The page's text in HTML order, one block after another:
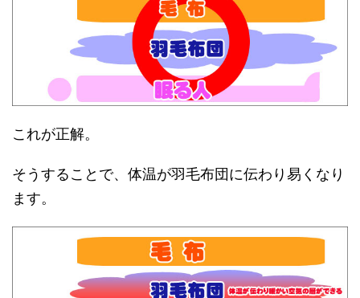
これが正解。
そうすることで、体温が羽毛布団に伝わり易くなり
ます。